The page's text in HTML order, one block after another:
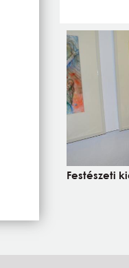
Festészeti